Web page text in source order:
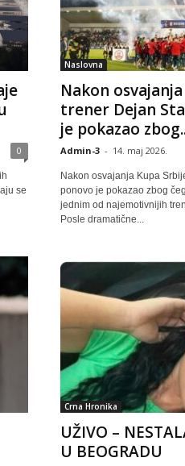
0
se
Naslovna
Nakon
trener Dejan
je pokazao
Admin-3 - 14. maj 2026.
Nakon osvajanja Kupa
ponovo je pokazao zbog
jednim od najemotivnijih
Posle dramatične...
Crna Hronika
UŽIVO –
U BEOGRADU